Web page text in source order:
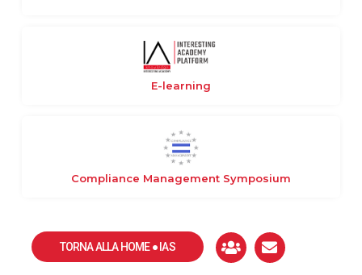
E-learning
Compliance Management Symposium
TORNA ALLA HOME ● IAS